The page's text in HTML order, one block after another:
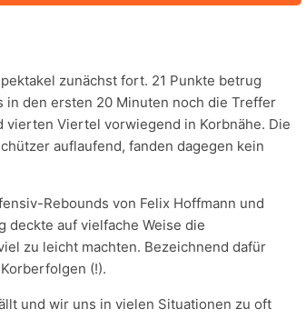
zunächst fort. 21 Punkte betrug
in den ersten 20 Minuten noch die Treffer
Viertel vorwiegend in Korbnähe. Die
auflaufend, fanden dagegen kein
Rebounds von Felix Hoffmann und
deckte auf vielfache Weise die
zu leicht machten. Bezeichnend dafür
(!).
und wir uns in vielen Situationen zu oft